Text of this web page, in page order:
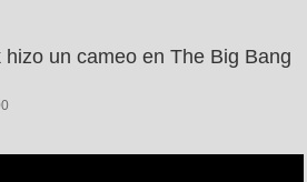
un cameo en The Big Bang